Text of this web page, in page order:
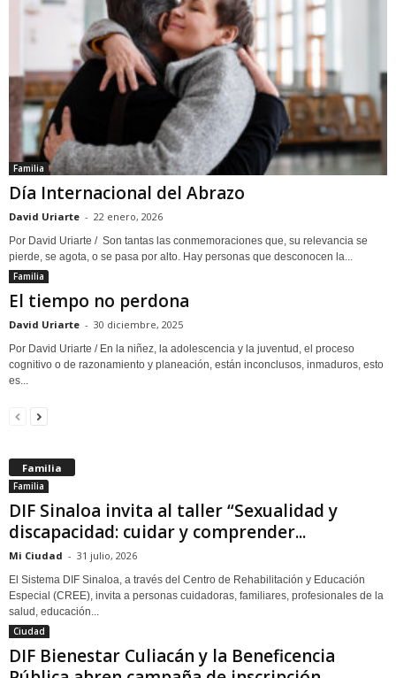
Familia
Día Internacional del Abrazo
David Uriarte - 22 enero, 2026
Por David Uriarte / Son tantas las conmemoraciones que, su relevancia se
pierde, se agota, o se pasa por alto. Hay personas que desconocen la...
Familia
El tiempo no perdona
David Uriarte - 30 diciembre, 2025
Por David Uriarte / En la niñez, la adolescencia y la juventud, el proceso
cognitivo o de razonamiento y planeación, están inconclusos, inmaduros, esto
es...
Familia
Familia
DIF Sinaloa invita al taller “Sexualidad y
discapacidad: cuidar y comprender...
Mi Ciudad - 31 julio, 2026
El Sistema DIF Sinaloa, a través del Centro de Rehabilitación y Educación
Especial (CREE), invita a personas cuidadoras, familiares, profesionales de la
salud, educación...
Ciudad
DIF Bienestar Culiacán y la Beneficencia